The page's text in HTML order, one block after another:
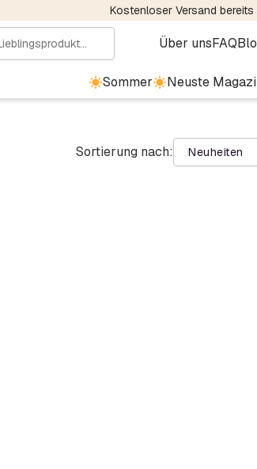
Kostenloser Versand
Über unsFAQ
Sommer Neuste
Sortierung nach: Neuheiten